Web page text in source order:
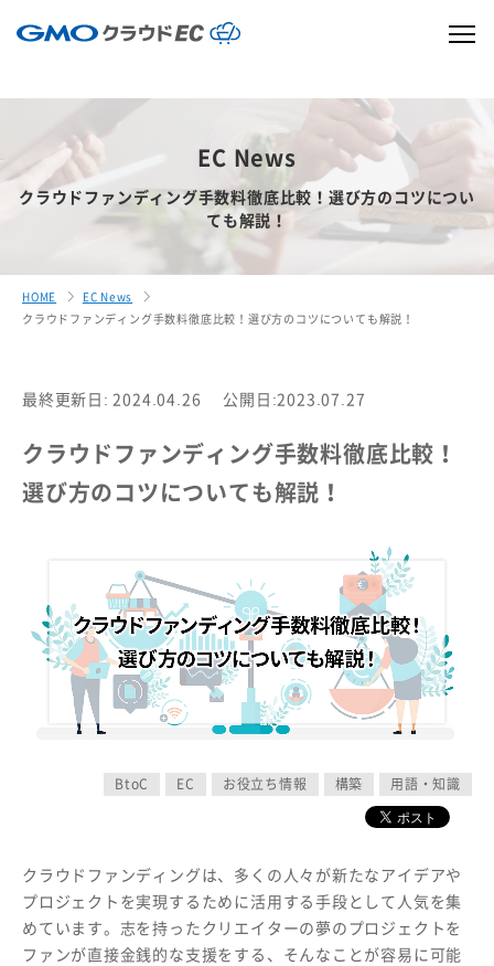
EC News
クラウドファンディング手数料徹底比較！選び方のコツについ
ても解説！
HOME
EC News
クラウドファンディング手数料徹底比較！選び方のコツについても解説！
最終更新日: 2024.04.26 公開日:2023.07.27
クラウドファンディング手数料徹底比較！
選び方のコツについても解説！
BtoC EC お役立ち情報 構築 用語・知識
クラウドファンディングは、多くの人々が新たなアイデアや
プロジェクトを実現するために活用する手段として人気を集
めています。志を持ったクリエイターの夢のプロジェクトを
ファンが直接金銭的な支援をする、そんなことが容易に可能